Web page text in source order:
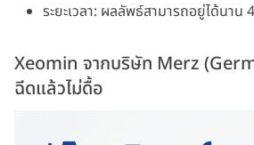
ระยะเวลา: ผลลัพธ์สามารถอยู่ได้นาน
Xeomin จากบริษัท Merz
ฉีดแล้วไม่ดื้อ